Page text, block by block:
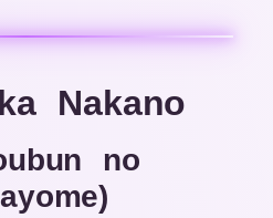
Nakano
no